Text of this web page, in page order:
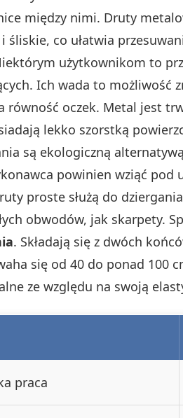
między nimi. Druty
śliskie, co ułatwia
użytkownikom to
Ich wada to możliwość
równość oczek. Metal jest
lekko szorstką
są ekologiczną
powinien wziąć pod
proste służą do
obwodów, jak skarpety.
. Składają się z dwóch
się od 40 do ponad 100
ze względu na swoją
praca